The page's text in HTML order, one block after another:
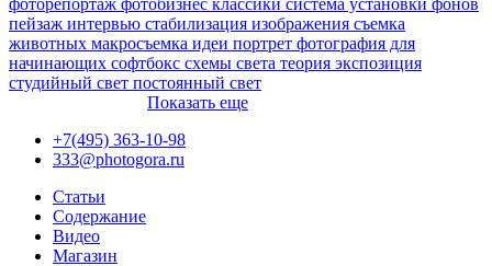
фоторепортаж фотобизнес классики система установки фонов
пейзаж интервью стабилизация изображения съемка
животных макросъемка идеи портрет фотография для
начинающих софтбокс схемы света теория экспозиция
студийный свет постоянный свет
Показать еще
+7(495) 363-10-98
333@photogora.ru
Статьи
Содержание
Видео
Магазин